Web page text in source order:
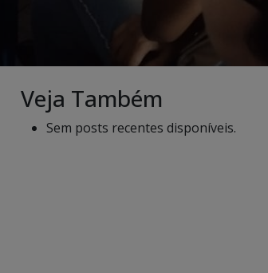
Veja Também
Sem posts recentes disponíveis.